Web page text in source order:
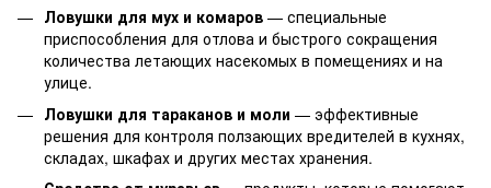
Ловушки для мух и комаров — специальные
приспособления для отлова и быстрого сокращения
количества летающих насекомых в помещениях и на
улице.
Ловушки для тараканов и моли — эффективные
решения для контроля ползающих вредителей в кухнях,
складах, шкафах и других местах хранения.